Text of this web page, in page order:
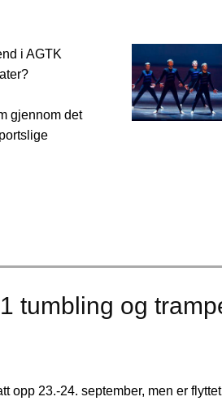
i AGTK
gjennom det
tumbling og
opp 23.-24. september, men er